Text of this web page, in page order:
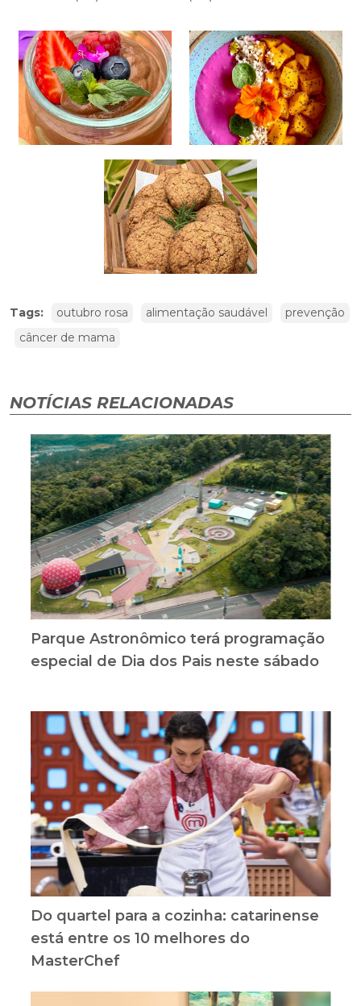
Tags: outubro rosa alimentação saudável
prevenção
câncer de mama
NOTÍCIAS RELACIONADAS
Parque Astronômico terá programação
especial de Dia dos Pais neste sábado
Do quartel para a cozinha: catarinense
está entre os 10 melhores do
MasterChef